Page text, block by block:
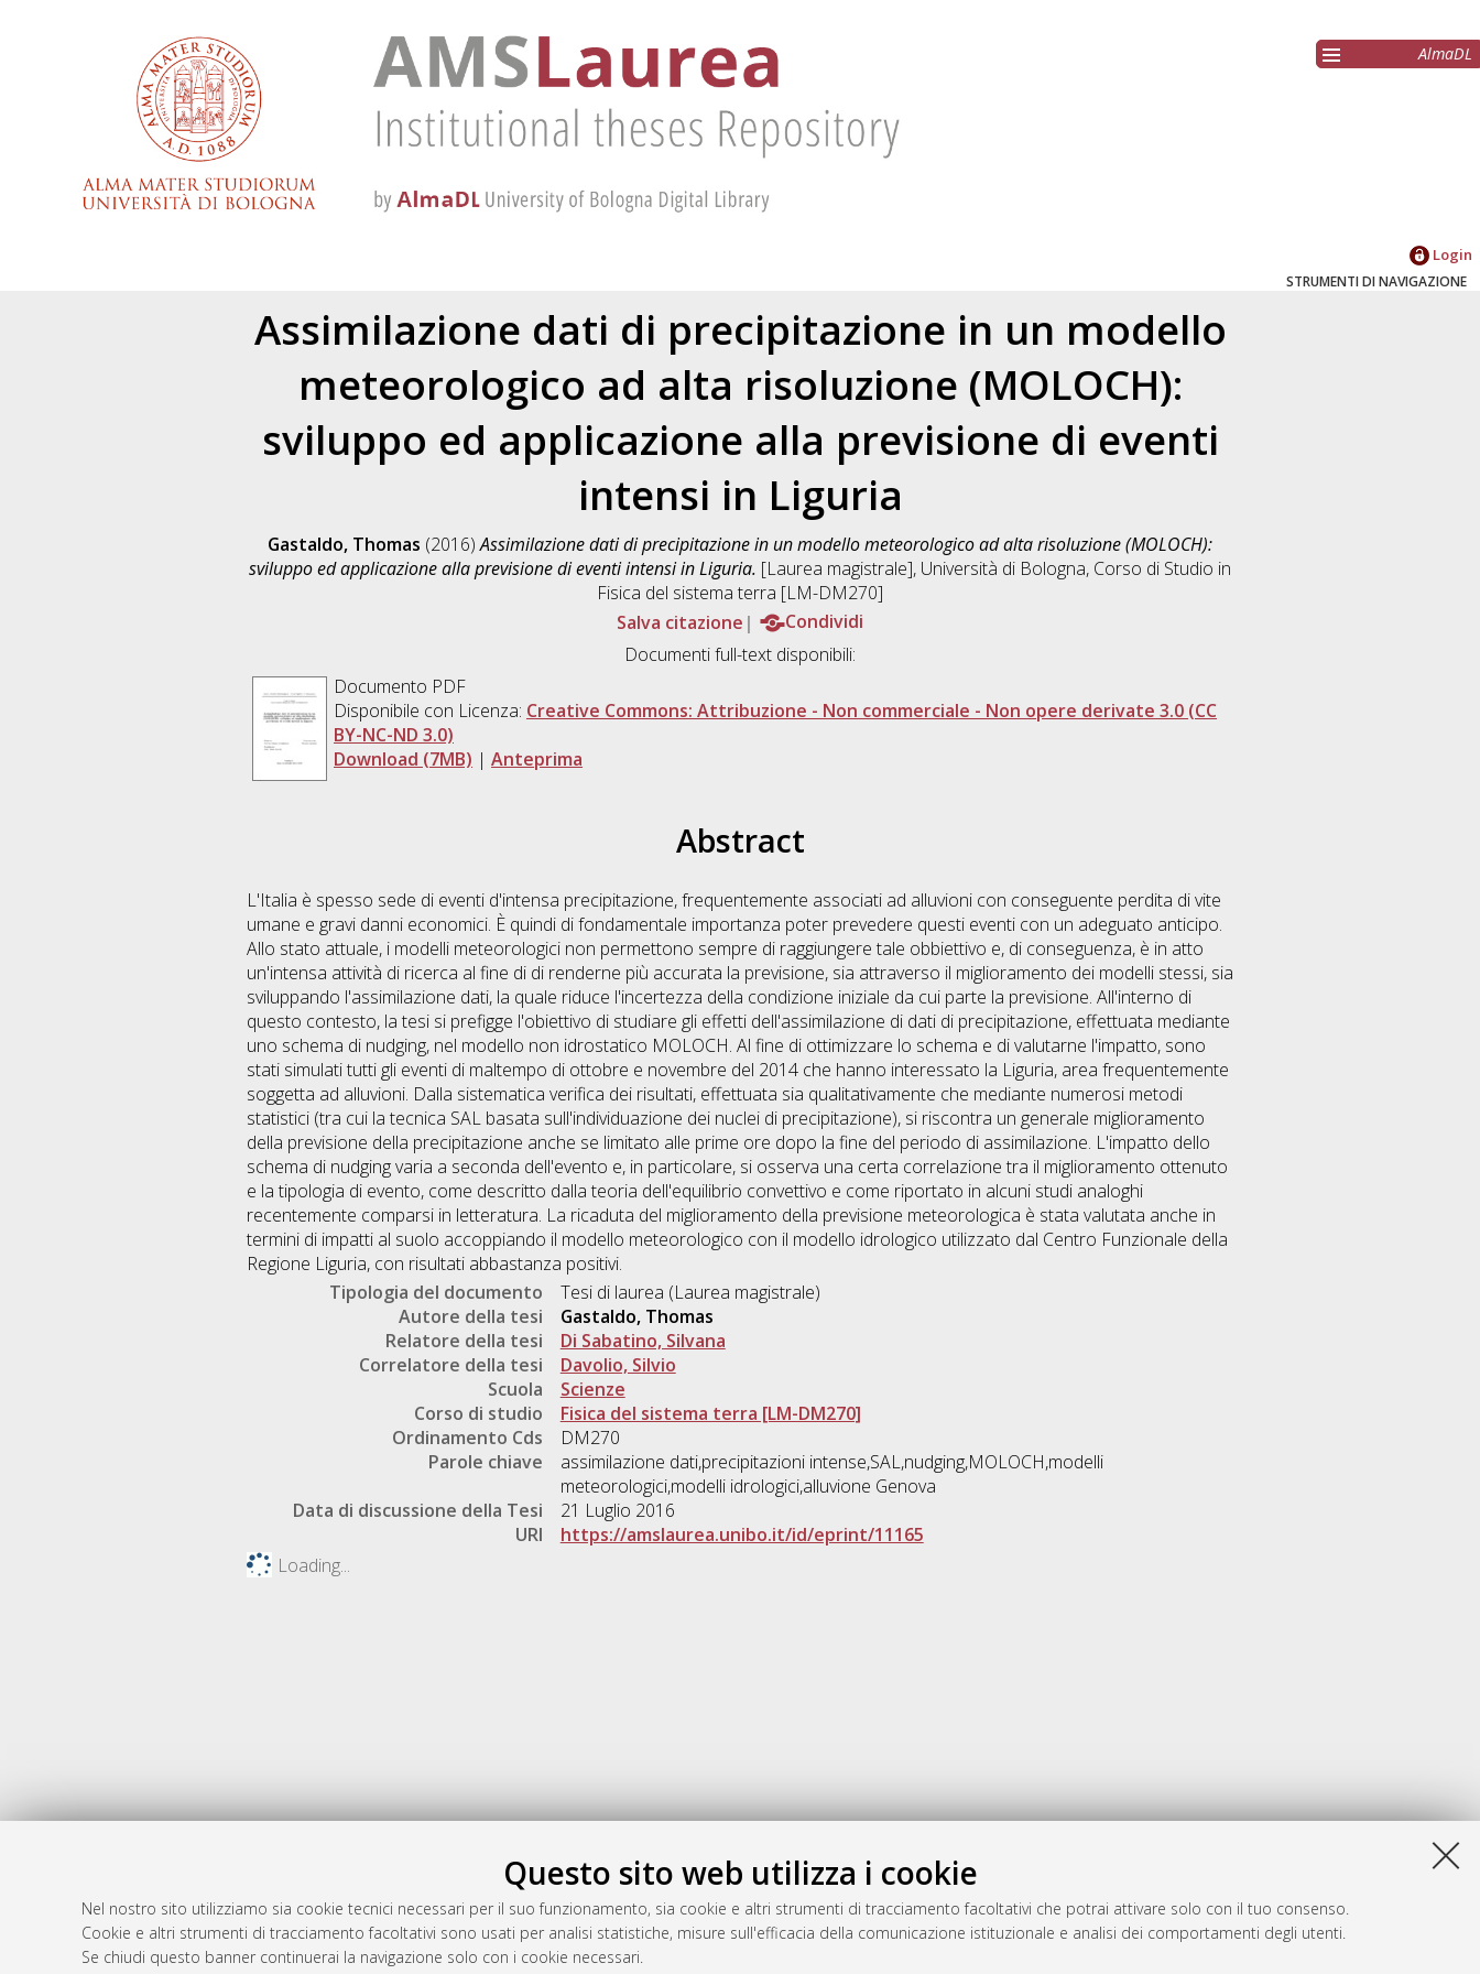
Questo sito web utilizza i cookie
Nel nostro sito utilizziamo sia cookie tecnici necessari per il suo funzionamento, sia cookie e altri strumenti di tracciamento facoltativi che potrai attivare solo con il tuo consenso.
Cookie e altri strumenti di tracciamento facoltativi sono usati per analisi statistiche, misure sull'efficacia della comunicazione istituzionale e analisi dei comportamenti degli utenti.
Se chiudi questo banner continuerai la navigazione solo con i cookie necessari.
AlmaDL
Login
STRUMENTI DI NAVIGAZIONE
Assimilazione dati di precipitazione in un modello
meteorologico ad alta risoluzione (MOLOCH):
sviluppo ed applicazione alla previsione di eventi
intensi in Liguria
Gastaldo, Thomas (2016)Assimilazione dati di precipitazione in un modello meteorologico ad alta risoluzione (MOLOCH):
sviluppo ed applicazione alla previsione di eventi intensi in Liguria. [Laurea magistrale], Università di Bologna, Corso di Studio in
Fisica del sistema terra [LM-DM270]
Salva citazione
Condividi
Documenti full-text disponibili:
Documento PDF
Disponibile con Licenza: Creative Commons: Attribuzione - Non commerciale - Non opere derivate 3.0 (CC
BY-NC-ND 3.0)
Download (7MB) | Anteprima
Abstract
L'Italia è spesso sede di eventi d'intensa precipitazione, frequentemente associati ad alluvioni con conseguente perdita di vite
umane e gravi danni economici. È quindi di fondamentale importanza poter prevedere questi eventi con un adeguato anticipo.
Allo stato attuale, i modelli meteorologici non permettono sempre di raggiungere tale obbiettivo e, di conseguenza, è in atto
un'intensa attività di ricerca al fine di di renderne più accurata la previsione, sia attraverso il miglioramento dei modelli stessi, sia
sviluppando l'assimilazione dati, la quale riduce l'incertezza della condizione iniziale da cui parte la previsione. All'interno di
questo contesto, la tesi si prefigge l'obiettivo di studiare gli effetti dell'assimilazione di dati di precipitazione, effettuata mediante
uno schema di nudging, nel modello non idrostatico MOLOCH. Al fine di ottimizzare lo schema e di valutarne l'impatto, sono
stati simulati tutti gli eventi di maltempo di ottobre e novembre del 2014 che hanno interessato la Liguria, area frequentemente
soggetta ad alluvioni. Dalla sistematica verifica dei risultati, effettuata sia qualitativamente che mediante numerosi metodi
statistici (tra cui la tecnica SAL basata sull'individuazione dei nuclei di precipitazione), si riscontra un generale miglioramento
della previsione della precipitazione anche se limitato alle prime ore dopo la fine del periodo di assimilazione. L'impatto dello
schema di nudging varia a seconda dell'evento e, in particolare, si osserva una certa correlazione tra il miglioramento ottenuto
e la tipologia di evento, come descritto dalla teoria dell'equilibrio convettivo e come riportato in alcuni studi analoghi
recentemente comparsi in letteratura. La ricaduta del miglioramento della previsione meteorologica è stata valutata anche in
termini di impatti al suolo accoppiando il modello meteorologico con il modello idrologico utilizzato dal Centro Funzionale della
Regione Liguria, con risultati abbastanza positivi.
Tipologia del documento
Tesi di laurea (Laurea magistrale)
Autore della tesi
Gastaldo, Thomas
Relatore della tesi
Di Sabatino, Silvana
Correlatore della tesi
Davolio, Silvio
Scuola
Scienze
Corso di studio
Fisica del sistema terra [LM-DM270]
Ordinamento Cds
DM270
Parole chiave
assimilazione dati,precipitazioni intense,SAL,nudging,MOLOCH,modelli
meteorologici,modelli idrologici,alluvione Genova
Data di discussione della Tesi
21 Luglio 2016
URI
https://amslaurea.unibo.it/id/eprint/11165
Loading...
Gestione del documento:
Atom
AMS Laurea
Servizio implementato e gestito da